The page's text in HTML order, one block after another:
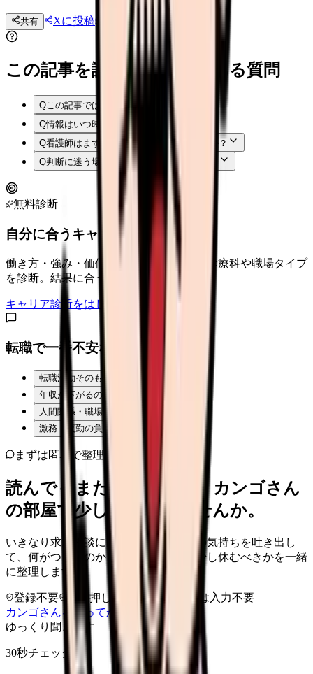
共有 Xに投稿 LINE 投稿文コピー
この記事を読む前後によくある質問
Qこの記事では何を確認できますか？
Q情報はいつ時点のものですか？
Q看護師はまず何から確認すればよいですか？
Q判断に迷う場合はどうすればよいですか？
無料診断
自分に合うキャリアタイプは？
働き方・強み・価値観から、向いている診療科や職場タイプ
を診断。結果に合う求人も表示。
キャリア診断をはじめる
転職で一番不安なことは？
転職活動そのものが不安
年収が下がるのが怖い
人間関係・職場の雰囲気
激務・夜勤の負担
まずは匿名で整理
読んでもまだ苦しいなら、カンゴさん
の部屋で少し話してみませんか。
いきなり求人相談には進みません。今の気持ちを吐き出し
て、何がつらいのか、辞めるべきか、少し休むべきかを一緒
に整理します。
登録不要 求人押し売りなし
病院名は入力不要
カンゴさんを知ってから相談する
ゆっくり聞きます
30秒チェック